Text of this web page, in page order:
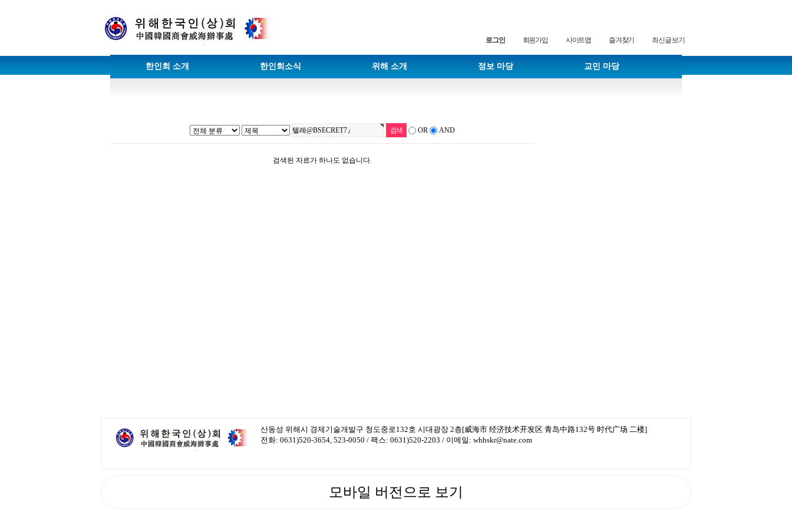
로그인 회원가입 사이트맵 즐겨찾기 최신글 보기
한인회 소개 한인회소식 위해 소개 정보 마당 교민 마당
OR AND
검색된 자료가 하나도 없습니다.
산동성 위해시 경제기술개발구 청도중로132호 시대광장 2층[威海市 经济技术开发区 青岛中路132号 时代广场 二楼]
전화: 0631)520-3654, 523-0050 / 팩스: 0631)520-2203 / 이메일: whhskr@nate.com
모바일 버전으로 보기